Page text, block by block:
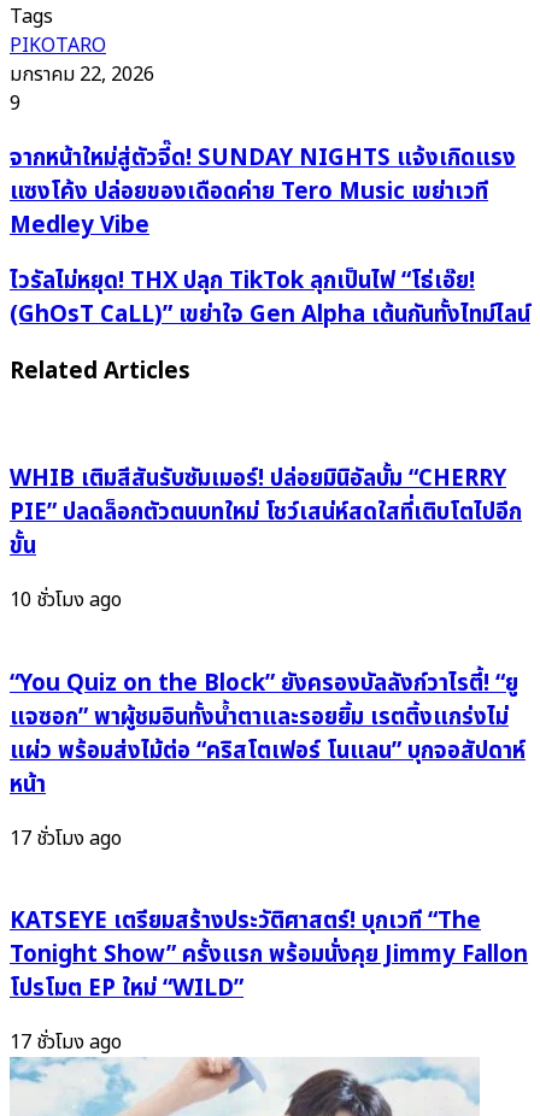
Tags
PIKOTARO
มกราคม 22, 2026
9
จาก
หน้า
ใหม่
สู่
ตัว
จี๊ด!
SUNDAY
NIGHTS
แจ้ง
แซง
โค้ง
ปล่อย
ของ
เดือด
Music
เวที
Medley
Vibe
จากหน้าใหม่สู่ตัวจี๊ด! SUNDAY NIGHTS แจ้งเกิดแรง
แซงโค้ง ปล่อยของเดือดค่าย Tero Music เขย่าเวที
Medley Vibe
ไว
รัล
ไม่
หยุด!
ลุก
เป็น
ไฟ
เอ๊ย!
เขย่า
ใจ
Gen
Alpha
เต้น
กัน
ไลน์
ไวรัลไม่หยุด! THX ปลุก TikTok ลุกเป็นไฟ “โธ่เอ๊ย!
(GhOsT CaLL)” เขย่าใจ Gen Alpha เต้นกันทั้งไทม์ไลน์
Related Articles
WHIB เติมสีสันรับซัมเมอร์! ปล่อยมินิอัลบั้ม “CHERRY
PIE” ปลดล็อกตัวตนบทใหม่ โชว์เสน่ห์สดใสที่เติบโตไปอีก
ขั้น
10 ชั่วโมง ago
“You Quiz on the Block” ยังครองบัลลังก์วาไรตี้! “ยู
แจซอก” พาผู้ชมอินทั้งน้ำตาและรอยยิ้ม เรตติ้งแกร่งไม่
แผ่ว พร้อมส่งไม้ต่อ “คริสโตเฟอร์ โนแลน” บุกจอสัปดาห์
หน้า
17 ชั่วโมง ago
KATSEYE เตรียมสร้างประวัติศาสตร์! บุกเวที “The
Tonight Show” ครั้งแรก พร้อมนั่งคุย Jimmy Fallon
โปรโมต EP ใหม่ “WILD”
17 ชั่วโมง ago